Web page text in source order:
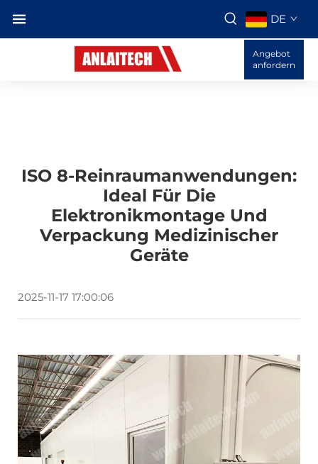
DE
Angebot
anfordern
ISO 8-Reinraumanwendungen:
Ideal Für Die
Elektronikmontage Und
Verpackung Medizinischer
Geräte
2025-11-17 17:00:06